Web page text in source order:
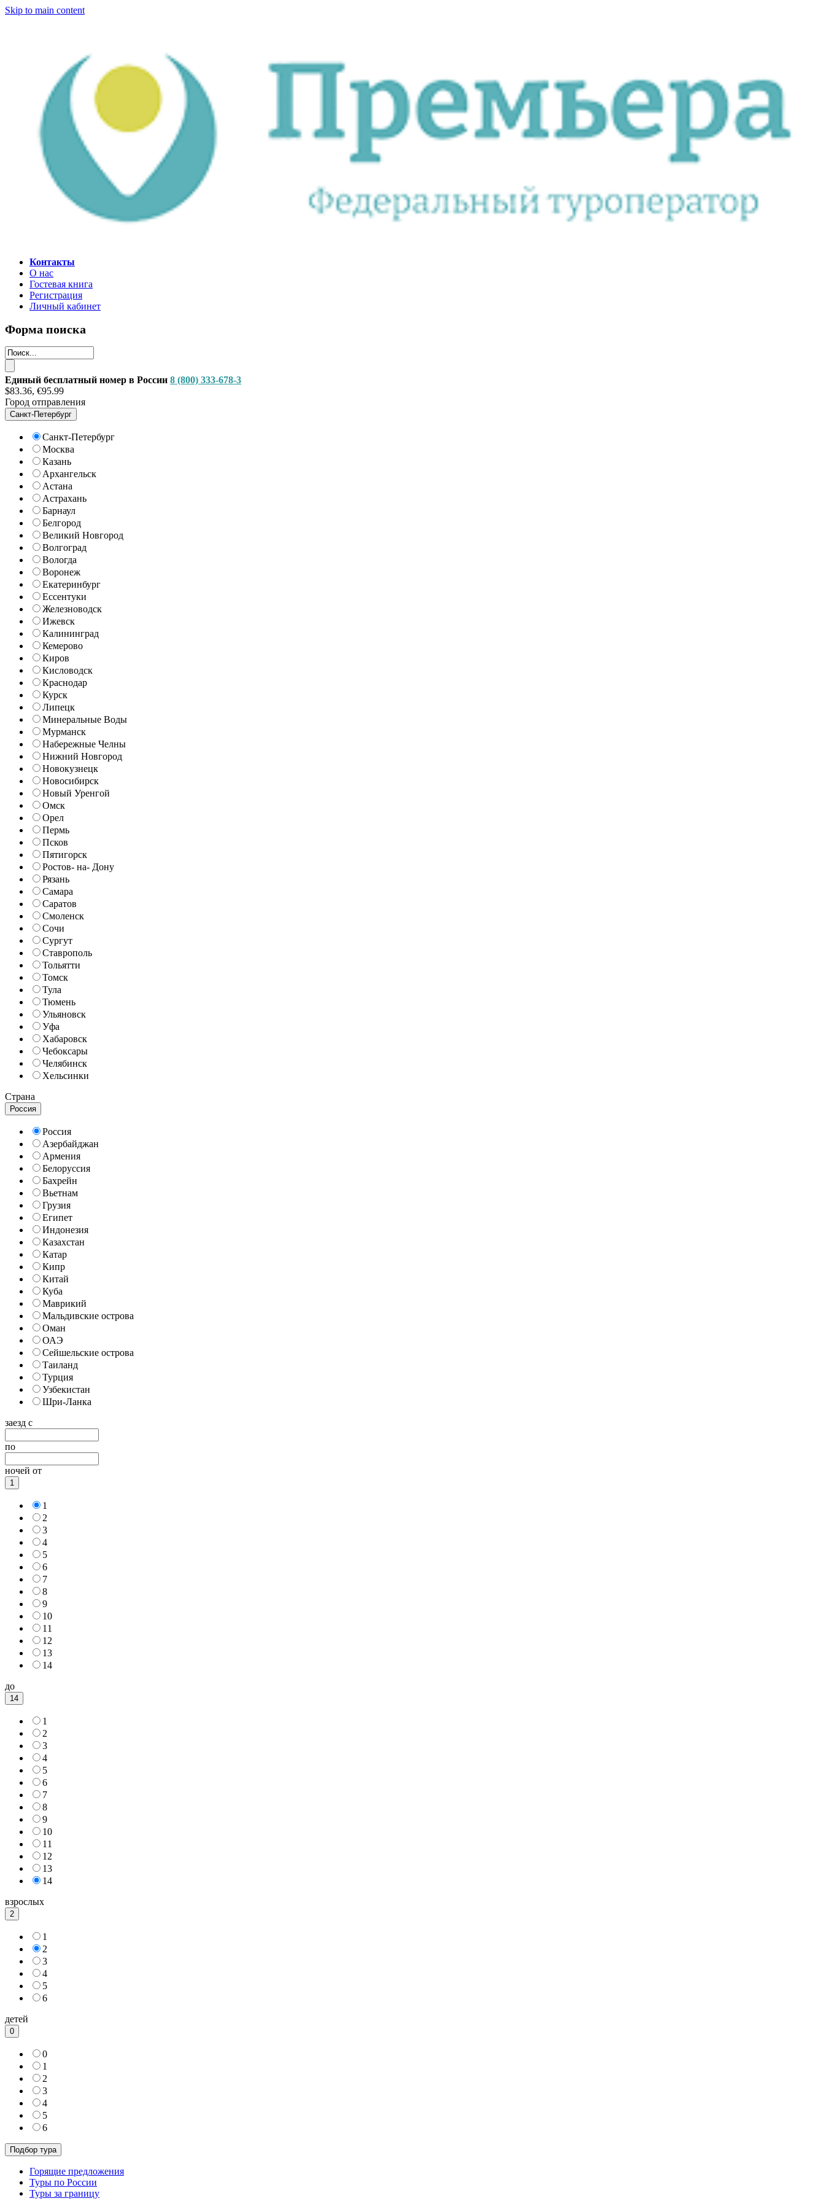
Skip to main content
Контакты
О нас
Гостевая книга
Регистрация
Личный кабинет
Форма поиска
Единый бесплатный номер в России 8 (800) 333-678-3
$83.36, €95.99
Город отправления
Санкт-Петербург
Санкт-Петербург
Москва
Казань
Архангельск
Астана
Астрахань
Барнаул
Белгород
Великий Новгород
Волгоград
Вологда
Воронеж
Екатеринбург
Ессентуки
Железноводск
Ижевск
Калининград
Кемерово
Киров
Кисловодск
Краснодар
Курск
Липецк
Минеральные Воды
Мурманск
Набережные Челны
Нижний Новгород
Новокузнецк
Новосибирск
Новый Уренгой
Омск
Орел
Пермь
Псков
Пятигорск
Ростов- на- Дону
Рязань
Самара
Саратов
Смоленск
Сочи
Сургут
Ставрополь
Тольятти
Томск
Тула
Тюмень
Ульяновск
Уфа
Хабаровск
Чебоксары
Челябинск
Хельсинки
Страна
Россия
Россия
Азербайджан
Армения
Белоруссия
Бахрейн
Вьетнам
Грузия
Египет
Индонезия
Казахстан
Катар
Кипр
Китай
Куба
Маврикий
Мальдивские острова
Оман
ОАЭ
Сейшельские острова
Таиланд
Турция
Узбекистан
Шри-Ланка
заезд с
по
ночей от
1
1
2
3
4
5
6
7
8
9
10
11
12
13
14
до
14
1
2
3
4
5
6
7
8
9
10
11
12
13
14
взрослых
2
1
2
3
4
5
6
детей
0
0
1
2
3
4
5
6
Горящие предложения
Туры по России
Туры за границу